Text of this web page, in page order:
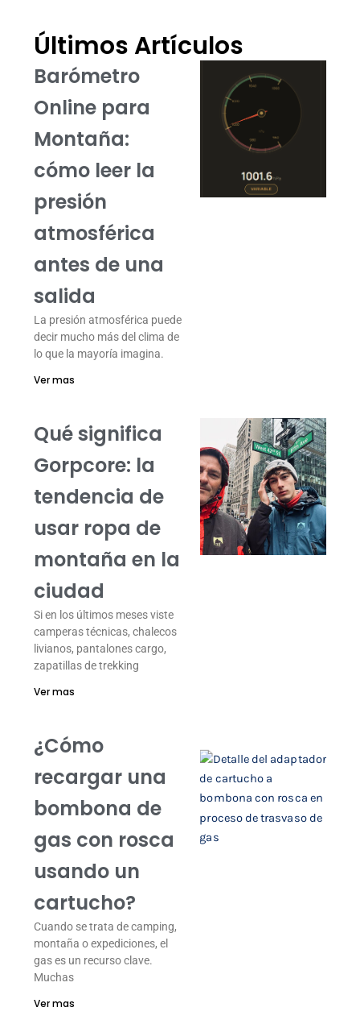
Últimos Artículos
Barómetro
Online para
Montaña:
cómo leer la
presión
atmosférica
antes de una
salida
La presión atmosférica puede
decir mucho más del clima de
lo que la mayoría imagina.
Ver mas
Qué significa
Gorpcore: la
tendencia de
usar ropa de
montaña en la
ciudad
Si en los últimos meses viste
camperas técnicas, chalecos
livianos, pantalones cargo,
zapatillas de trekking
Ver mas
¿Cómo
recargar una
bombona de
gas con rosca
usando un
cartucho?
Cuando se trata de camping,
montaña o expediciones, el
gas es un recurso clave.
Muchas
Ver mas